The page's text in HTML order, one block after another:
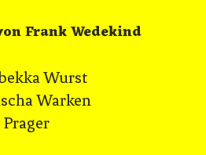
Frank Wedekind
Wurst
Warken